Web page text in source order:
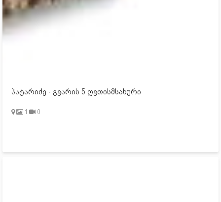
პატარიძე - გვარის 5 ღვთისმსახური
1 0